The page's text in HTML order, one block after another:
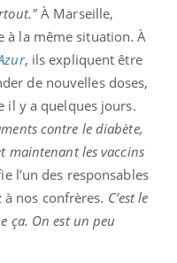
À Marseille,
à la même situation. À
, ils expliquent être
de nouvelles doses,
il y a quelques jours.
contre le diabète,
maintenant les vaccins
l’un des responsables
nos confrères. C’est le
ça. On est un peu